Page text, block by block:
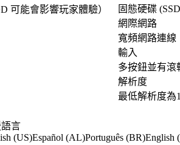
可能會影響玩家體驗）
固態硬碟
網際網路
寬頻網路連線
輸入
多按鈕並有滾
解析度
最低解析度為
言
(US)Español (AL)Português (BR)English